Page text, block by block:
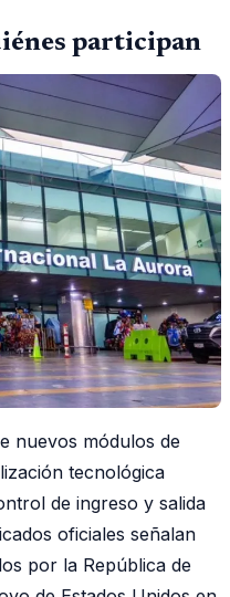
participan
nuevos módulos de
tecnológica
de ingreso y salida
oficiales señalan
por la República de